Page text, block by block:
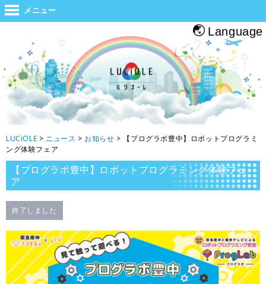
世界と大阪をつなぐジャンクション。旅をする人・帰る人・地元の人がホッと
メニュー
Language
LUCiOLE > ニュース > お知らせ >
【プログラボ豊中】ロボットプログラミ
ング体験フェア
【プログラボ豊中】ロボットプログラミング体験フェ
ア
終了しました